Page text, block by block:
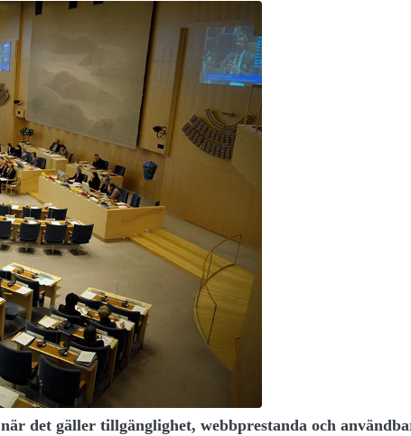
det gäller tillgänglighet, webbprestanda och